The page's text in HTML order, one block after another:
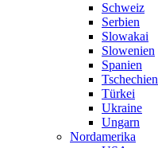
Schweiz
Serbien
Slowakai
Slowenien
Spanien
Tschechien
Türkei
Ukraine
Ungarn
Nordamerika